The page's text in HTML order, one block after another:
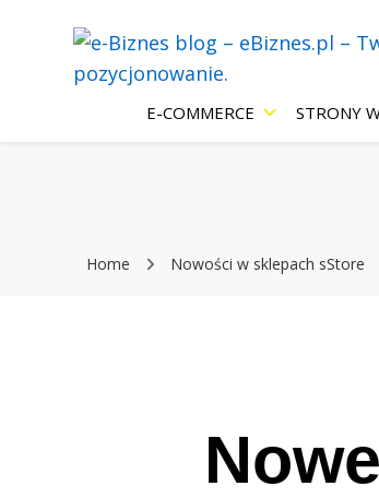
e-
Blog eBiznes.pl – wszystko o
E-COMMERCE STRONY
Home Nowości w sklepach sStore